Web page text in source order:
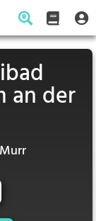
an der